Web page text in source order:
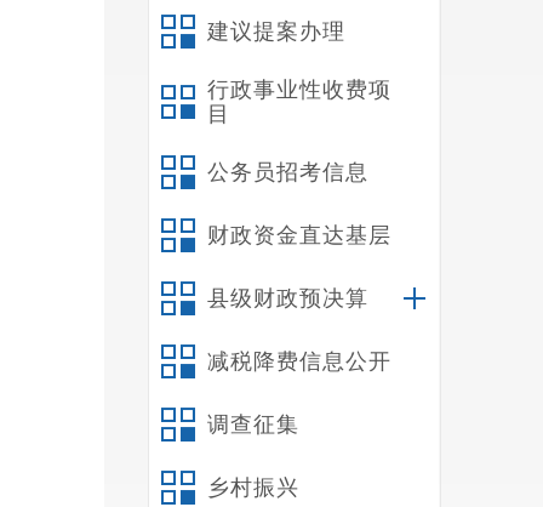
建议提案办理
行政事业性收费项
目
公务员招考信息
财政资金直达基层
县级财政预决算
减税降费信息公开
调查征集
乡村振兴